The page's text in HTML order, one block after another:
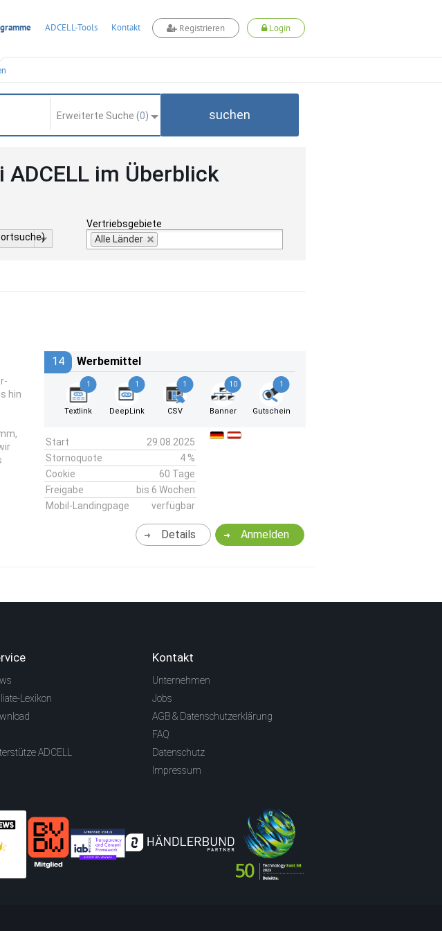
ADCELL-Tools Kontakt Registrieren Login
Erweiterte Suche (0) suchen
im Überblick
Vertriebsgebiete
Alle Länder
hin
14 Werbemittel
1
Textlink
1
DeepLink
1
CSV
10
Banner
1
Gutschein
Start
29.08.2025
Stornoquote
4 %
Cookie
60 Tage
Freigabe
bis 6 Wochen
Mobil-Landingpage
verfügbar
Anmelden
Details
Lexikon
ADCELL
Kontakt
Unternehmen
Jobs
AGB & Datenschutzerklärung
FAQ
Datenschutz
Impressum